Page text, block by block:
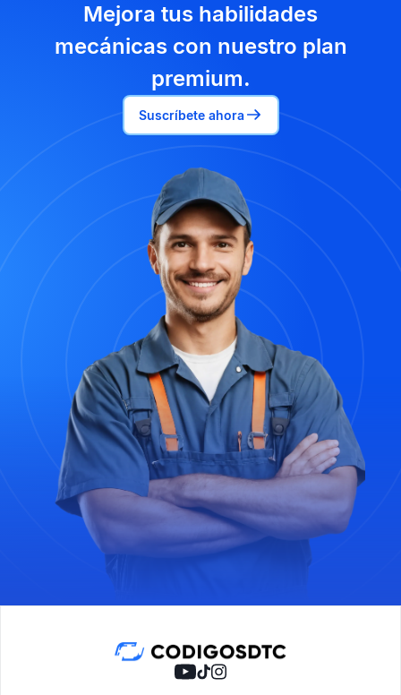
Mejora tus habilidades
mecánicas con nuestro plan
premium.
Suscríbete ahora